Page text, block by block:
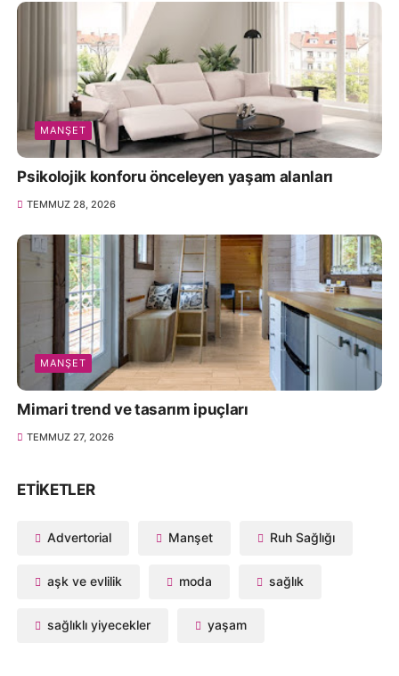
MANŞET
Psikolojik konforu önceleyen yaşam alanları
TEMMUZ 28, 2026
MANŞET
Mimari trend ve tasarım ipuçları
TEMMUZ 27, 2026
ETIKETLER
Advertorial Manşet Ruh Sağlığı
aşk ve evlilik moda sağlık
sağlıklı yiyecekler yaşam